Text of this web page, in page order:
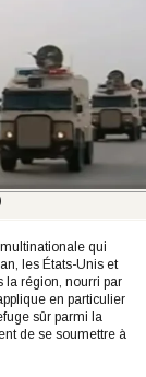
qui
les États-Unis et
la région, nourri par
en particulier
sûr parmi la
de se soumettre à